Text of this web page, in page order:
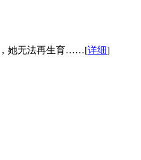
，她无法再生育……[详细]